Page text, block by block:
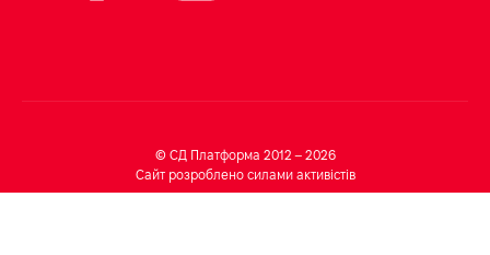
© СД Платформа 2012 – 2026
Сайт розроблено силами активістів